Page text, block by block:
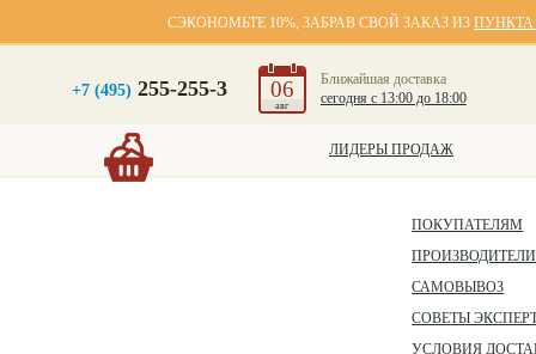
СЭКОНОМЬТЕ 10%, ЗАБРАВ СВОЙ ЗАКАЗ ИЗ
+7 (495) 255-255-3 06
авг
Ближайшая доставка
сегодня с 13:00 до 18:00
ЛИДЕРЫ ПРОДАЖ
ПОКУПАТЕЛЯМ
ПРОИЗВОДИТЕЛИ
САМОВЫВОЗ
СОВЕТЫ
УСЛОВИЯ